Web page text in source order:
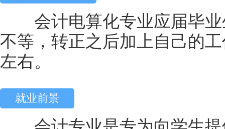
会计电算化专业应届毕业
不等，转正之后加上自己的
左右。
就业前景